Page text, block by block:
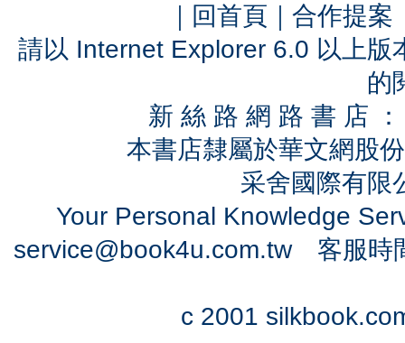
｜ 回首頁 ｜ 合作提案
請以 Internet Explorer 6.0 以上
的
新 絲 路 網 路 書 店
本書店隸屬於華文網股
采舍國際有
Your Personal Knowledge
service@book4u.com.tw客服時
c 2001